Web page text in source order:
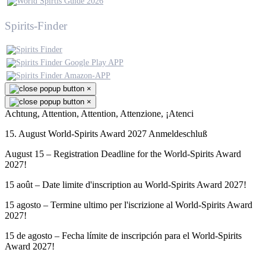
Spirits-Finder
×
×
Achtung, Attention, Attention, Attenzione, ¡Atenci
15. August World-Spirits Award 2027 Anmeldeschluß
August 15 – Registration Deadline for the World-Spirits Award
2027!
15 août – Date limite d'inscription au World-Spirits Award 2027!
15 agosto – Termine ultimo per l'iscrizione al World-Spirits Award
2027!
15 de agosto – Fecha límite de inscripción para el World-Spirits
Award 2027!